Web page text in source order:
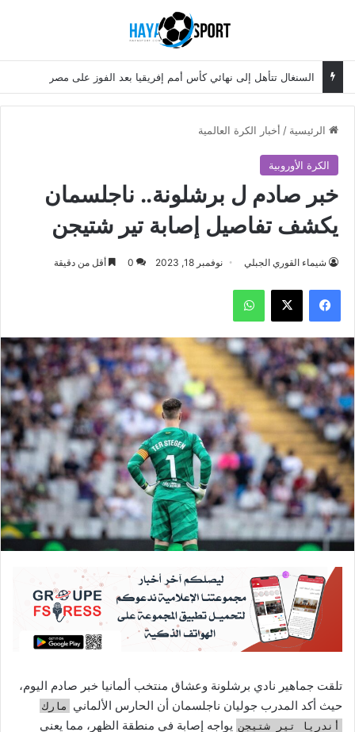
السنغال تتأهل إلى نهائي كأس أمم إفريقيا بعد الفوز على مصر
الرئيسية / أخبار الكرة العالمية
الكرة الأوروبية
خبر صادم ل برشلونة.. ناجلسمان
يكشف تفاصيل إصابة تير شتيجن
شيماء القوري الجبلي نوفمبر 18, 2023 0 أقل من دقيقة
فيسبوك ‫X واتساب
تلقت جماهير نادي برشلونة وعشاق منتخب ألمانيا خبر صادم اليوم،
حيث أكد المدرب جوليان ناجلسمان أن الحارس الألماني
مارك
أندريا تير شتيجن يواجه إصابة في منطقة الظهر، مما يعني